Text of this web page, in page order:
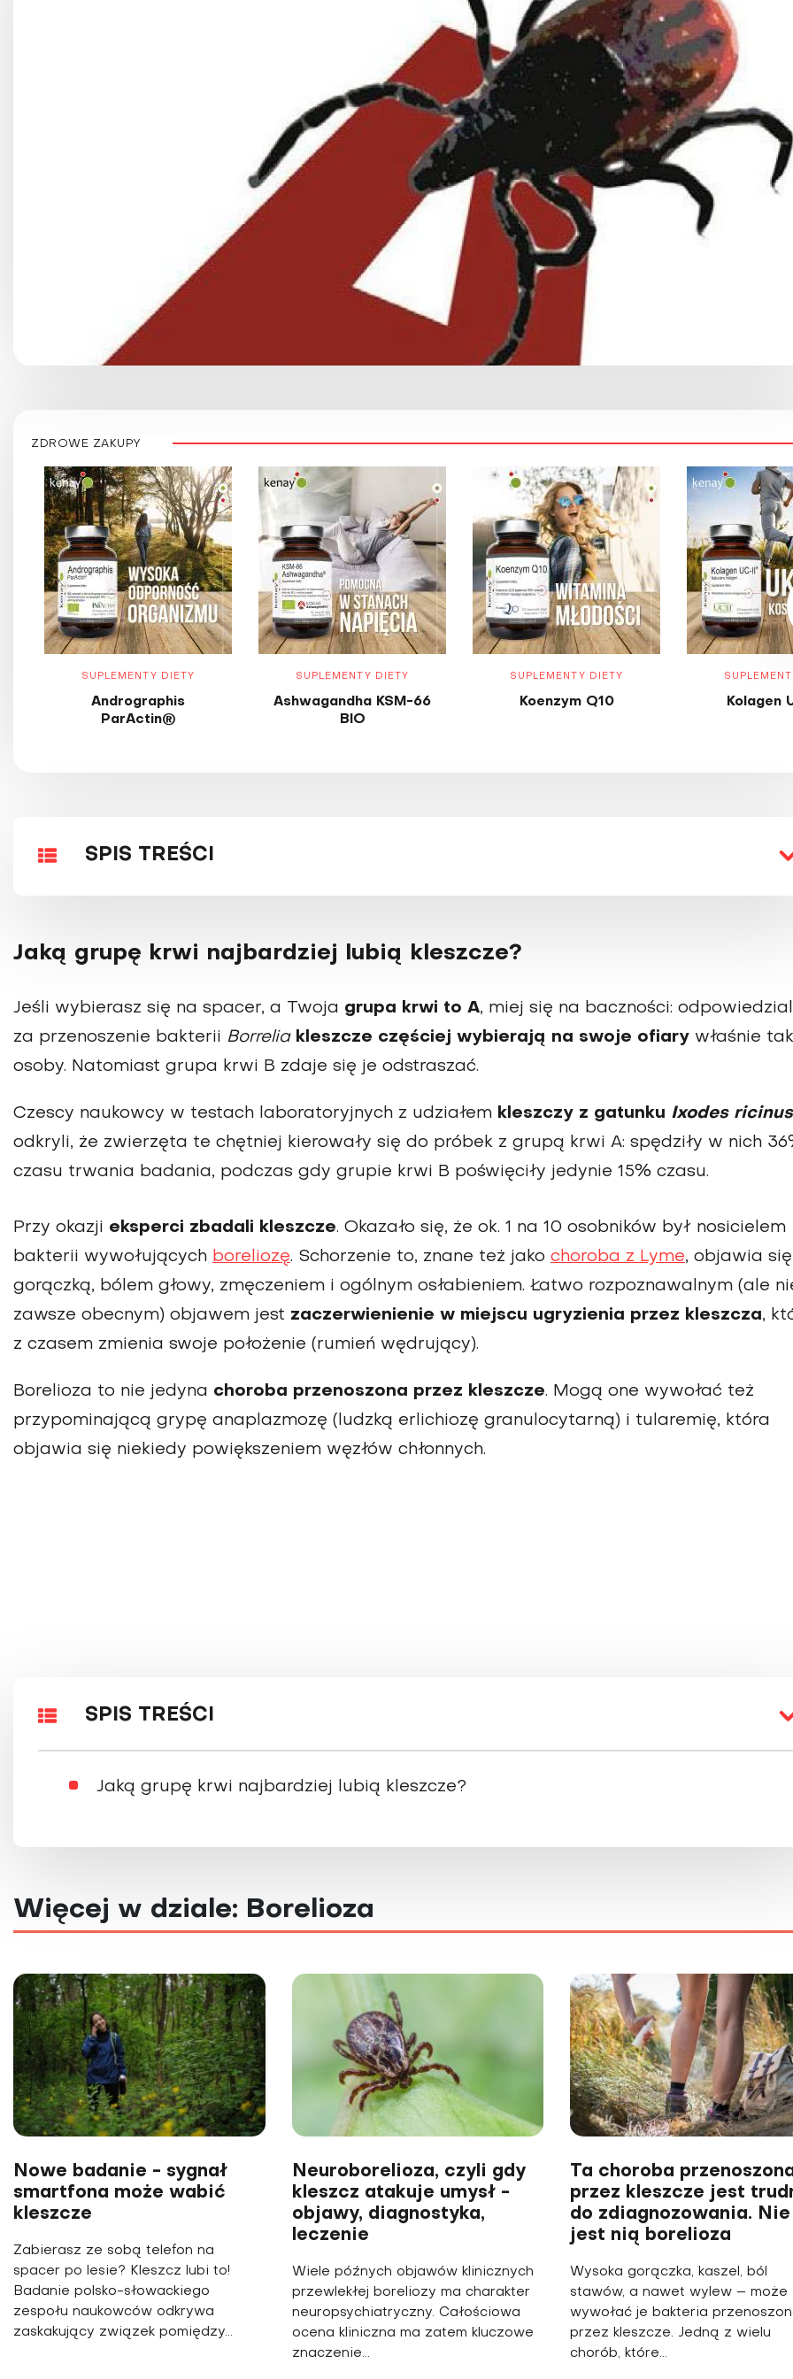
Choroby zębów i dziąseł
Nowotwory
Odporność
ZDROWE ZAKUPY
SUPLEMENTY DIETY
Andrographis
ParActin®
SUPLEMENTY DIETY
Ashwagandha KSM-66
BIO
SUPLEMENTY DIETY
Koenzym Q10 Kolagen
SPIS TREŚCI
Jaką grupę krwi najbardziej lubią kleszcze?
Jeśli wybierasz się na spacer, a Twoja grupa krwi to A, miej się na baczności:
za przenoszenie bakterii Borrelia kleszcze częściej wybierają na swoje ofiary właśnie
osoby. Natomiast grupa krwi B zdaje się je odstraszać.
Czescy naukowcy w testach laboratoryjnych z udziałem kleszczy z gatunku Ixodes ricinus
odkryli, że zwierzęta te chętniej kierowały się do próbek z grupą krwi A: spędziły w nich
czasu trwania badania, podczas gdy grupie krwi B poświęciły jedynie 15% czasu.
Przy okazji eksperci zbadali kleszcze. Okazało się, że ok. 1 na 10 osobników był nosicielem
bakterii wywołujących boreliozę. Schorzenie to, znane też jako choroba z Lyme, objawia się
gorączką, bólem głowy, zmęczeniem i ogólnym osłabieniem. Łatwo rozpoznawalnym (ale
zawsze obecnym) objawem jest zaczerwienienie w miejscu ugryzienia przez kleszcza,
z czasem zmienia swoje położenie (rumień wędrujący).
Borelioza to nie jedyna choroba przenoszona przez kleszcze. Mogą one wywołać też
przypominającą grypę anaplazmozę (ludzką erlichiozę granulocytarną) i tularemię, która
objawia się niekiedy powiększeniem węzłów chłonnych.
SPIS TREŚCI
Jaką grupę krwi najbardziej lubią kleszcze?
Więcej w dziale: Borelioza
Nowe badanie - sygnał
smartfona może wabić
kleszcze
Zabierasz ze sobą telefon na
spacer po lesie? Kleszcz lubi to!
Badanie polsko-słowackiego
zespołu naukowców odkrywa
zaskakujący związek pomiędzy...
Neuroborelioza, czyli gdy
kleszcz atakuje umysł -
objawy, diagnostyka,
leczenie
Wiele późnych objawów klinicznych
przewlekłej boreliozy ma charakter
neuropsychiatryczny. Całościowa
ocena kliniczna ma zatem kluczowe
znaczenie...
Ta choroba
przez kleszcze jest
do zdiagnozowania. Nie
jest nią borelioza
Wysoka gorączka, kaszel, ból
stawów, a nawet wylew – może
wywołać je bakteria
przez kleszcze. Jedną z wielu
chorób, które...